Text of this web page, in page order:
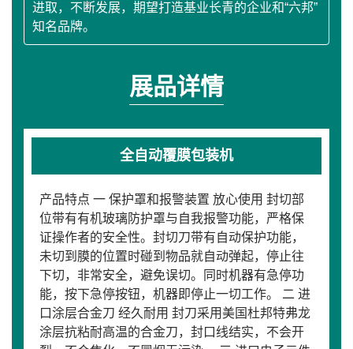
进取，不断发展，期望打造基业长青的企业和“六邦”
知名品牌。
展品详情
全自动覆膜包装机
产品特点 一 保护罩和报警装置 放心使用 封切部
位带有有机玻璃防护罩与自我报警功能，严格保
证操作者的安全性。封切刀带有自动保护功能，
未切到膜的位置时碰到物品就自动弹起，停止往
下切，非常安全，避免误切。同时机器有急停功
能，按下急停按钮，机器即停止一切工作。 二 进
口涂层合金刀 经久耐用 封刀采用美国杜邦特弗龙
涂层抗粘耐高温的合金刀，封口线结实，不会开